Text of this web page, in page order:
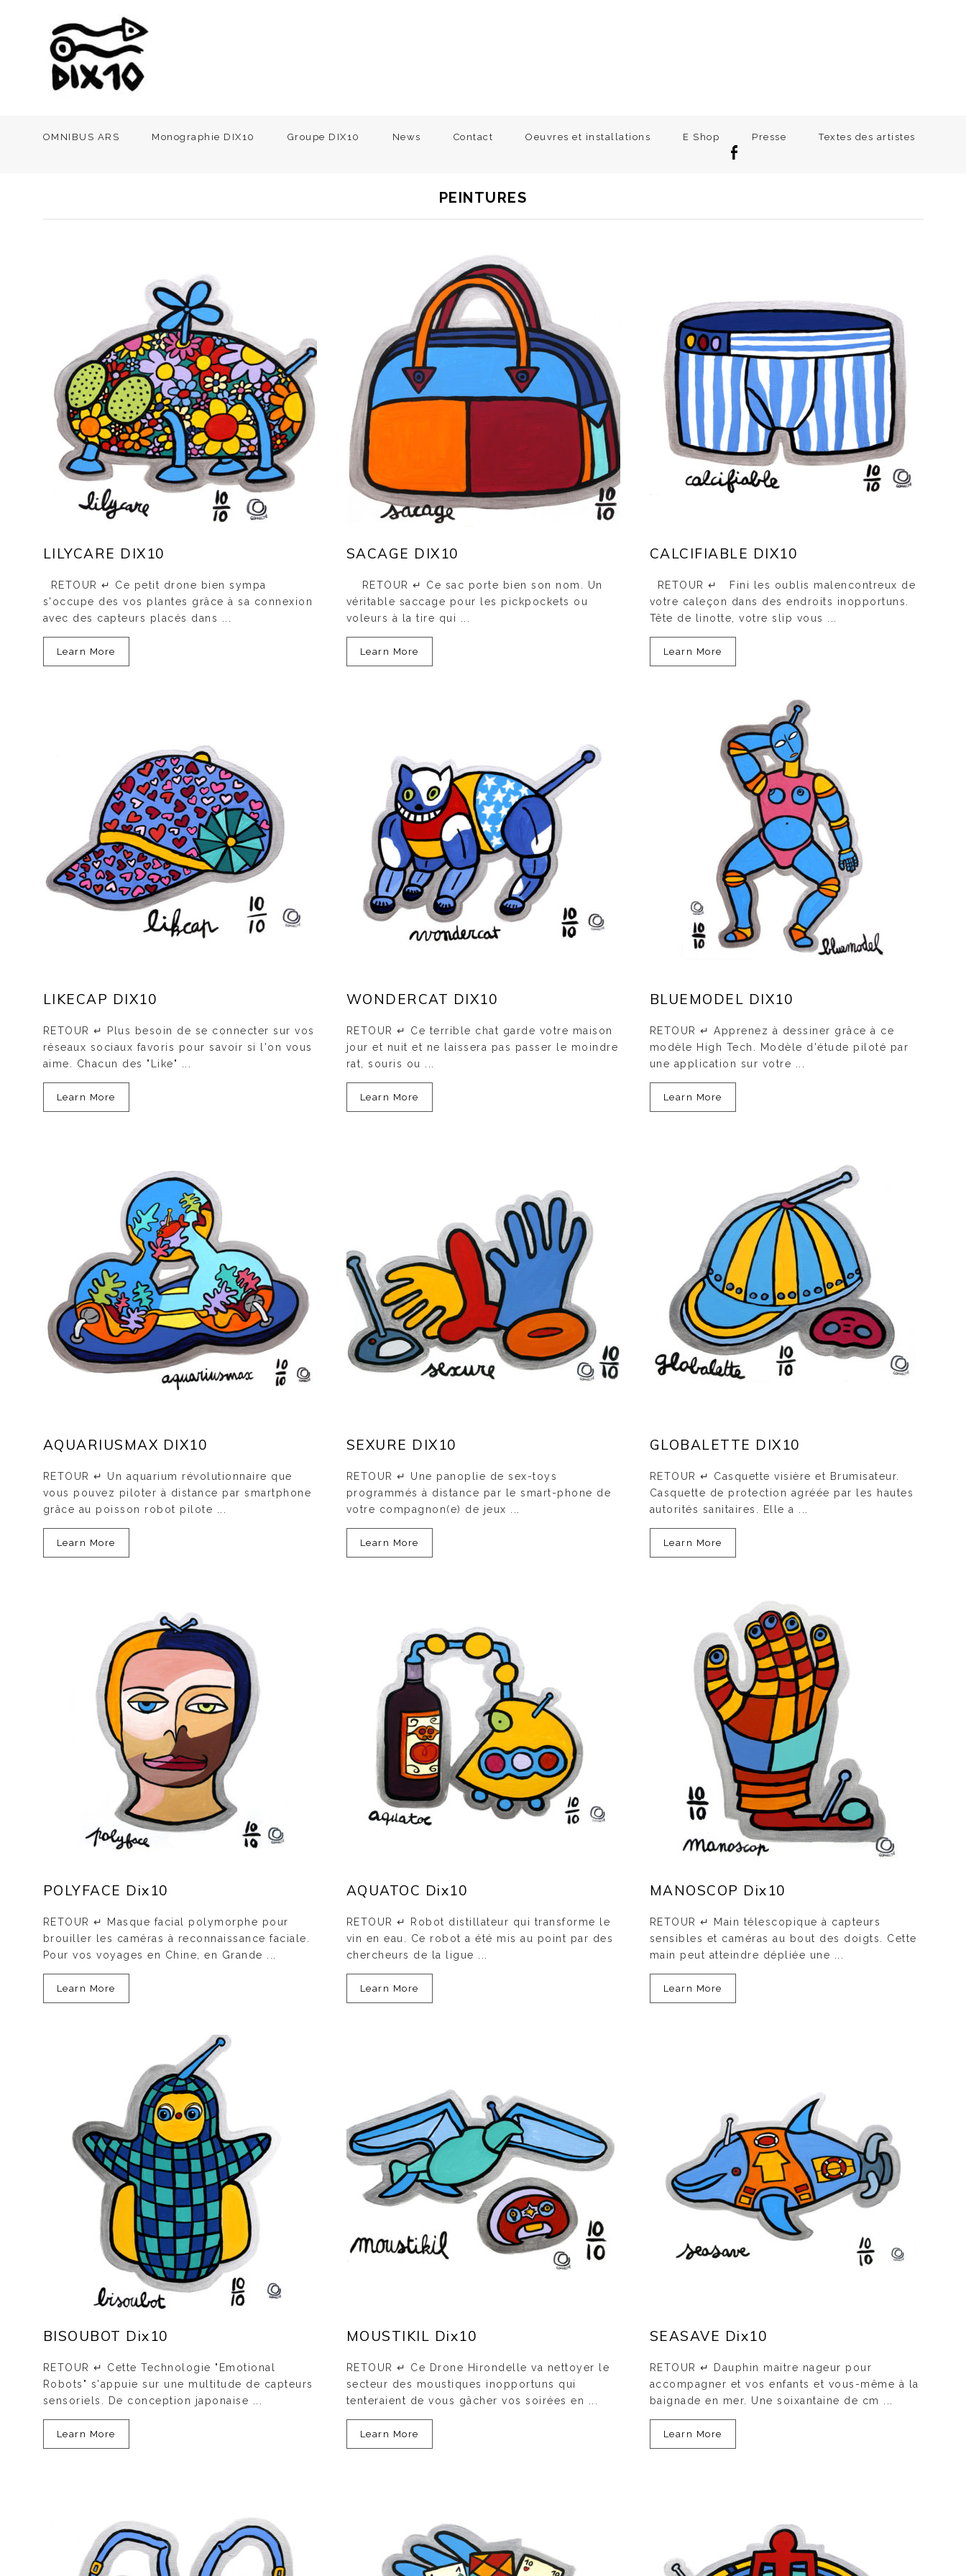
OMNIBUS ARS Monographie DIX10 Groupe DIX10 News Contact Oeuvres et installations E Shop Presse Textes des artistes
PEINTURES
LILYCARE DIX10
RETOUR ↵ Ce petit drone bien sympa
s'occupe des vos plantes grâce à sa connexion
avec des capteurs placés dans ...
Learn More
SACAGE DIX10
RETOUR ↵ Ce sac porte bien son nom. Un
véritable saccage pour les pickpockets ou
voleurs à la tire qui ...
Learn More
CALCIFIABLE DIX10
RETOUR ↵ Fini les oublis malencontreux de
votre caleçon dans des endroits inopportuns.
Tête de linotte, votre slip vous ...
Learn More
LIKECAP DIX10
RETOUR ↵ Plus besoin de se connecter sur vos
réseaux sociaux favoris pour savoir si l'on vous
aime. Chacun des "Like" ...
Learn More
WONDERCAT DIX10
RETOUR ↵ Ce terrible chat garde votre maison
jour et nuit et ne laissera pas passer le moindre
rat, souris ou ...
Learn More
BLUEMODEL DIX10
RETOUR ↵ Apprenez à dessiner grâce à ce
modèle High Tech. Modèle d'étude piloté par
une application sur votre ...
Learn More
AQUARIUSMAX DIX10
RETOUR ↵ Un aquarium révolutionnaire que
vous pouvez piloter à distance par smartphone
grâce au poisson robot pilote ...
Learn More
SEXURE DIX10
RETOUR ↵ Une panoplie de sex-toys
programmés à distance par le smart-phone de
votre compagnon(e) de jeux ...
Learn More
GLOBALETTE DIX10
RETOUR ↵ Casquette visière et Brumisateur.
Casquette de protection agréée par les hautes
autorités sanitaires. Elle a ...
Learn More
POLYFACE Dix10
RETOUR ↵ Masque facial polymorphe pour
brouiller les caméras à reconnaissance faciale.
Pour vos voyages en Chine, en Grande ...
Learn More
AQUATOC Dix10
RETOUR ↵ Robot distillateur qui transforme le
vin en eau. Ce robot a été mis au point par des
chercheurs de la ligue ...
Learn More
MANOSCOP Dix10
RETOUR ↵ Main télescopique à capteurs
sensibles et caméras au bout des doigts. Cette
main peut atteindre dépliée une ...
Learn More
BISOUBOT Dix10
RETOUR ↵ Cette Technologie "Emotional
Robots" s'appuie sur une multitude de capteurs
sensoriels. De conception japonaise ...
Learn More
MOUSTIKIL Dix10
RETOUR ↵ Ce Drone Hirondelle va nettoyer le
secteur des moustiques inopportuns qui
tenteraient de vous gâcher vos soirées en ...
Learn More
SEASAVE Dix10
RETOUR ↵ Dauphin maitre nageur pour
accompagner et vos enfants et vous-même à la
baignade en mer. Une soixantaine de cm ...
Learn More